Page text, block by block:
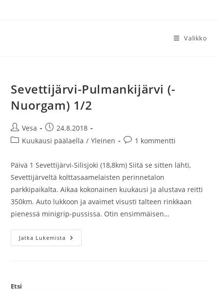
Valikko
Sevettijärvi-Pulmankijärvi (-
Nuorgam) 1/2
Artikkelin
kirjoittaja:
Vesa
Artikkeli
julkaistu:
24.8.2018
Artikkelin
Kuukausi päälaella / Yleinen
Artikkelin
1 kommentti
Päivä 1 Sevettijärvi-Silisjoki (18,8km) Siitä se sitten lähti,
Sevettijärveltä kolttasaamelaisten perinnetalon
parkkipaikalta. Aikaa kokonainen kuukausi ja alustava reitti
350km. Auto lukkoon ja avaimet visusti talteen rinkkaan
pienessä minigrip-pussissa. Otin ensimmäisen…
Jatka Lukemista Sevettijärvi-
Pulmankijärvi
Etsi